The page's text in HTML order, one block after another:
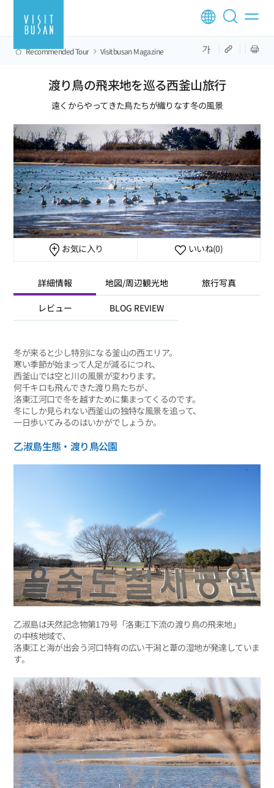
Recommended Tour Visitbusan Magazine
渡り鳥の飛来地を巡る西釜山旅行
遠くからやってきた鳥たちが織りなす冬の風景
お気に入り いいね(0)
詳細情報 地図/周辺観光地 旅行写真
レビュー BLOG REVIEW
冬が来ると少し特別になる釜山の西エリア。
寒い季節が始まって人足が減るにつれ、
西釜山では空と川の風景が変わります。
何千キロも飛んできた渡り鳥たちが、
洛東江河口で冬を越すために集まってくるのです。
冬にしか見られない西釜山の独特な風景を追って、
一日歩いてみるのはいかがでしょうか。
乙淑島生態・渡り鳥公園
乙淑島は天然記念物第179号「洛東江下流の渡り鳥の飛来地」
の中核地域で、
洛東江と海が出会う河口特有の広い干潟と葦の湿地が発達していま
す。